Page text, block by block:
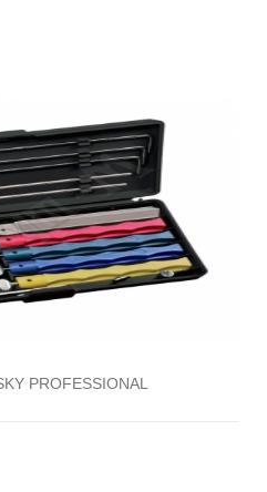
PROFESSIONAL